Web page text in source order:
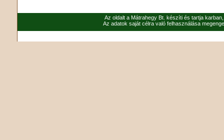
Az oldalt a Mátrahegy Bt. készíti és tartja
Az adatok saját célra való felhasználása